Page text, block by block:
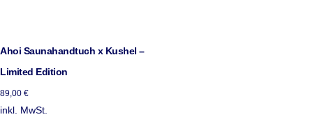
Ahoi Saunahandtuch x Kushel –
Limited Edition
89,00 €
inkl. MwSt.